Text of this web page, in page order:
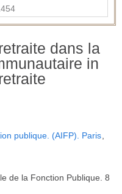
dans la
in
publique. (AIFP). Paris
de la Fonction Publique. 8